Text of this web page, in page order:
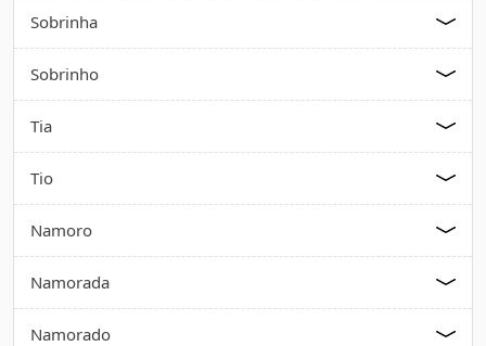
Sobrinha
Sobrinho
Tia
Tio
Namoro
Namorada
Namorado